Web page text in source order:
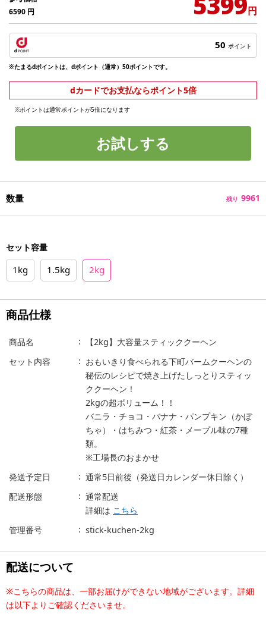
6590 円 円
50 ポイント
※たまるdポイントは、dポイント（通常）50ポイントです。
dカードでお支払ならポイント5倍
※ポイントは通常ポイントが5倍になります
お試しする
数量 残り 9961
セット容量
1kg 1.5kg 2kg
商品仕様
商品名
【2kg】大容量スティッククーヘン
セット内容
おもいきり食べられる下町バームクーヘンの
秘伝のレシピで焼き上げたしっとりスティッ
ククーヘン！
2kgの超ボリューム！！
バニラ・チョコ・バナナ・パンプキン（かぼ
ちゃ）・はちみつ・紅茶・メープル味の7種
類。
※工場長のおまかせ
発送予定日
通常5日前後（発送日カレンダー休日除く）
配送形態
通常配送
詳細は こちら
管理番号
stick-kuchen-2kg
配送について
※こちらの商品は、一部お届けができない地域がございます。詳細
は以下よりご確認くださいませ。